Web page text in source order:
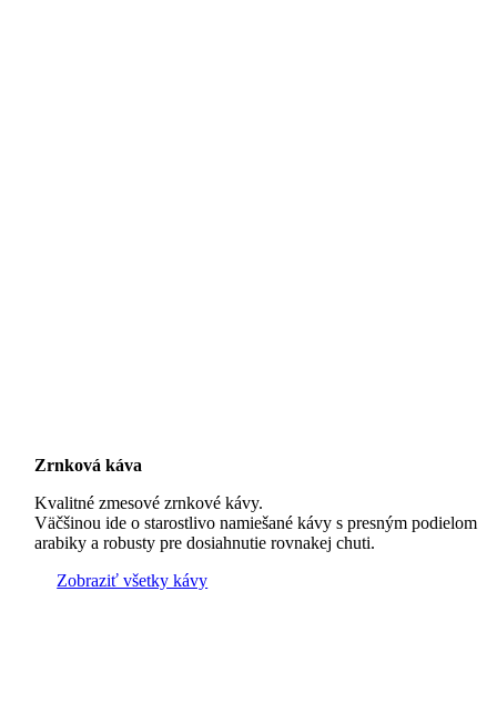
Zrnková káva
Kvalitné zmesové zrnkové kávy.
Väčšinou ide o starostlivo namiešané kávy s presným podielom
arabiky a robusty pre dosiahnutie rovnakej chuti.
Zobraziť všetky kávy